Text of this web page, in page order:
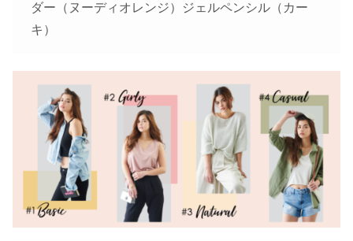
ダー（ヌーディオレンジ）ジェルペンシル（カー
キ）